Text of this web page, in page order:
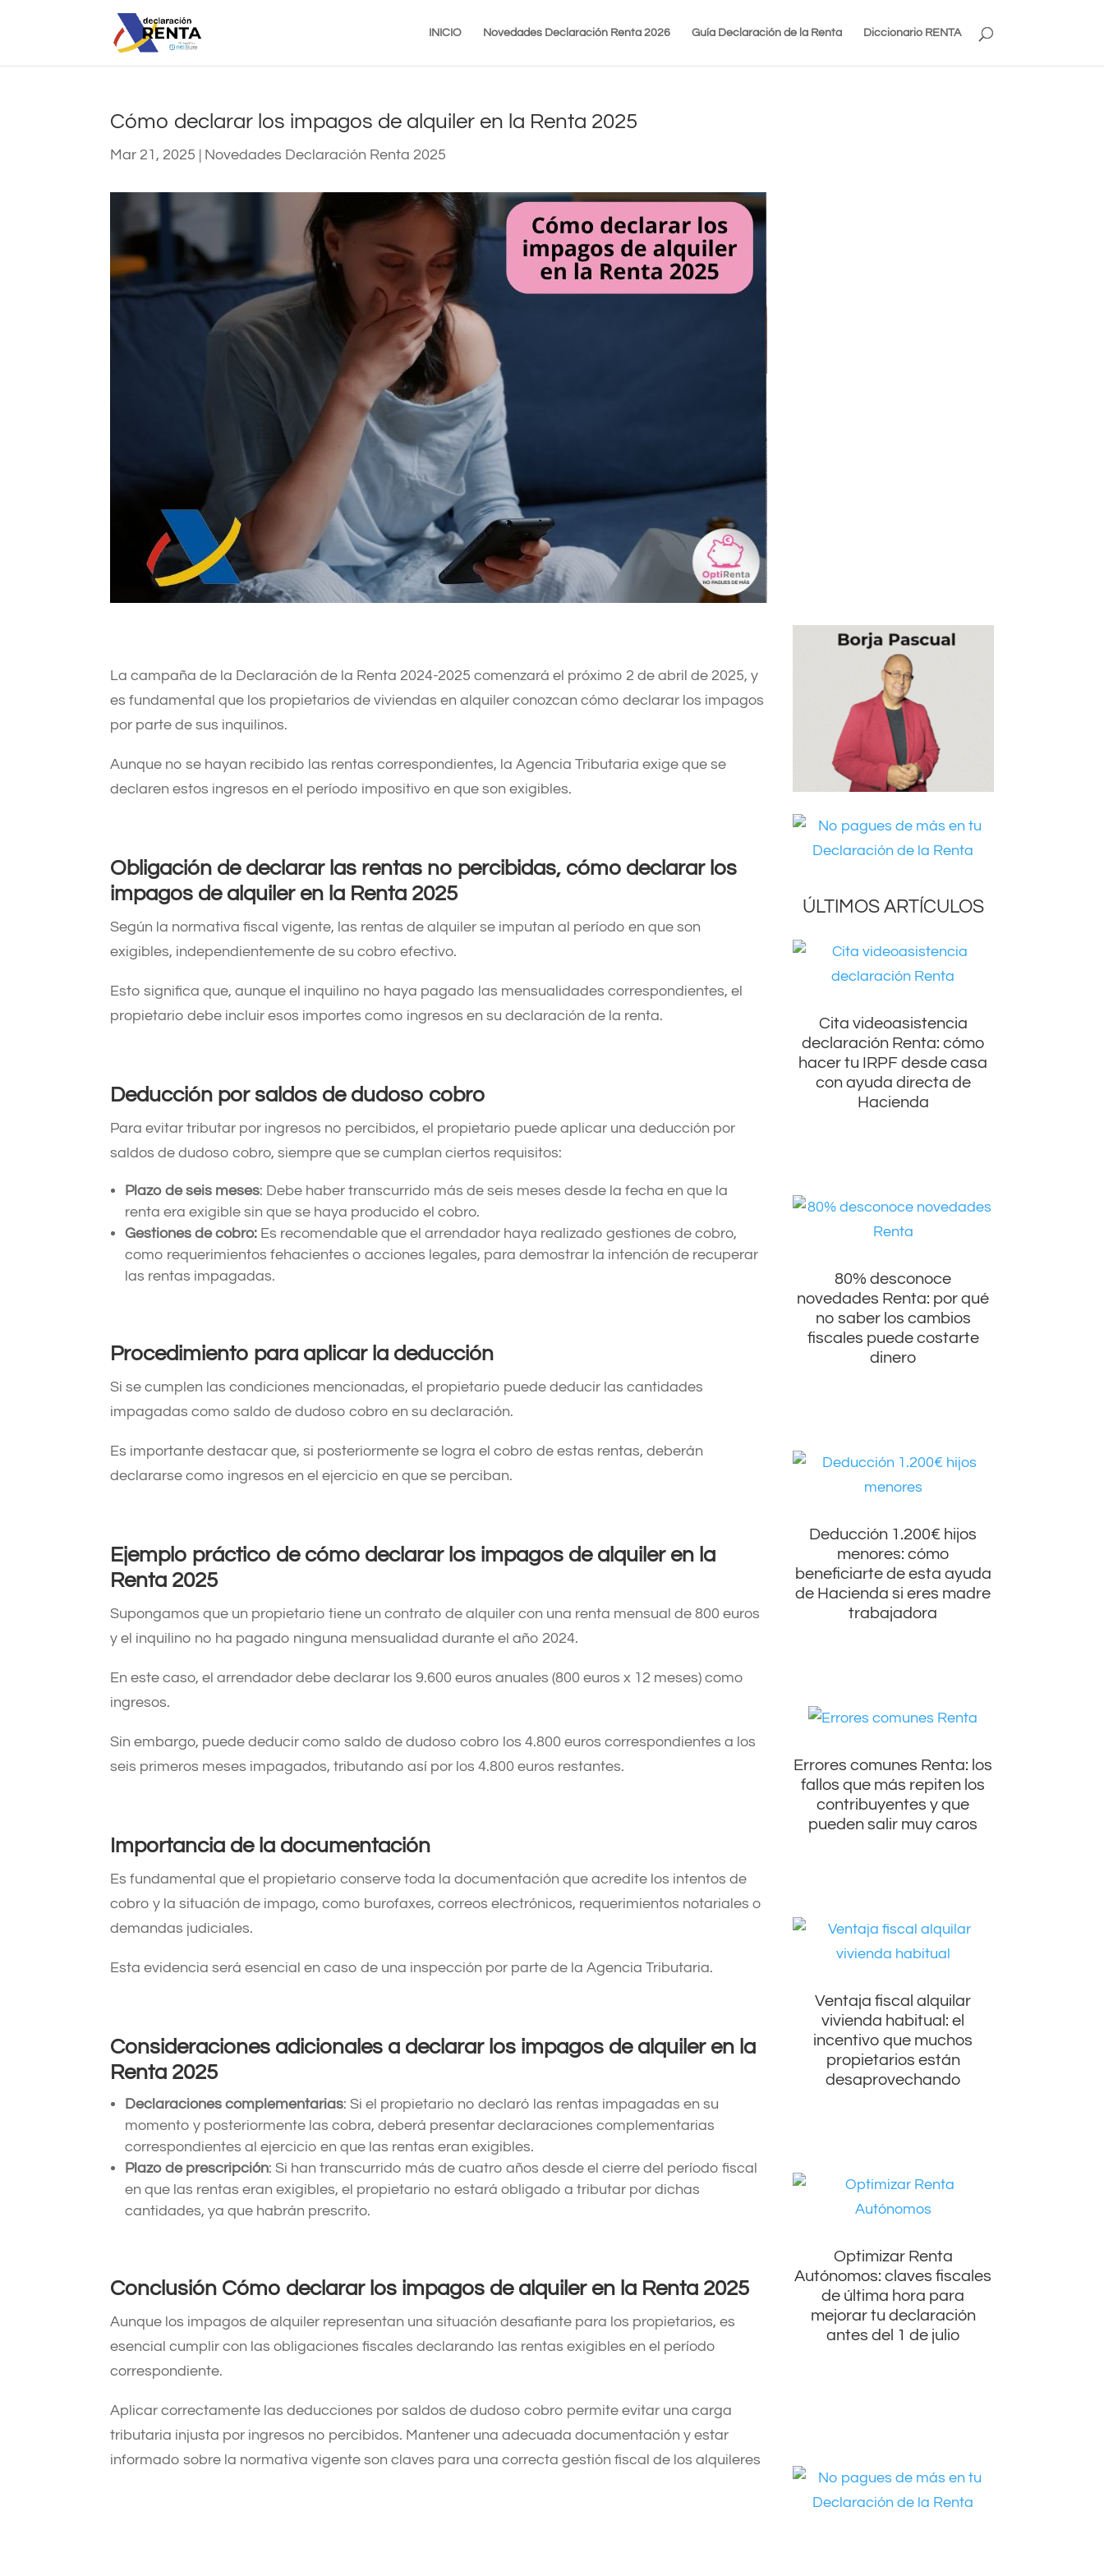
INICIO Novedades Declaración Renta 2026 Guía Declaración de la Renta Diccionario RENTA
Cómo declarar los impagos de alquiler en la Renta 2025
Mar 21, 2025 | Novedades Declaración Renta 2025
La campaña de la Declaración de la Renta 2024-2025 comenzará el próximo 2 de abril de 2025, y
es fundamental que los propietarios de viviendas en alquiler conozcan cómo declarar los impagos
por parte de sus inquilinos.
Aunque no se hayan recibido las rentas correspondientes, la Agencia Tributaria exige que se
declaren estos ingresos en el período impositivo en que son exigibles. ​
Obligación de declarar las rentas no percibidas, cómo declarar los
impagos de alquiler en la Renta 2025
Según la normativa fiscal vigente, las rentas de alquiler se imputan al período en que son
exigibles, independientemente de su cobro efectivo.
Esto significa que, aunque el inquilino no haya pagado las mensualidades correspondientes, el
propietario debe incluir esos importes como ingresos en su declaración de la renta. ​
Deducción por saldos de dudoso cobro
Para evitar tributar por ingresos no percibidos, el propietario puede aplicar una deducción por
saldos de dudoso cobro, siempre que se cumplan ciertos requisitos:​
Plazo de seis meses: Debe haber transcurrido más de seis meses desde la fecha en que la
renta era exigible sin que se haya producido el cobro. ​
Gestiones de cobro: Es recomendable que el arrendador haya realizado gestiones de cobro,
como requerimientos fehacientes o acciones legales, para demostrar la intención de recuperar
las rentas impagadas.​
Procedimiento para aplicar la deducción
Si se cumplen las condiciones mencionadas, el propietario puede deducir las cantidades
impagadas como saldo de dudoso cobro en su declaración.
Es importante destacar que, si posteriormente se logra el cobro de estas rentas, deberán
declararse como ingresos en el ejercicio en que se perciban. ​
Ejemplo práctico de cómo declarar los impagos de alquiler en la
Renta 2025
Supongamos que un propietario tiene un contrato de alquiler con una renta mensual de 800 euros
y el inquilino no ha pagado ninguna mensualidad durante el año 2024.
En este caso, el arrendador debe declarar los 9.600 euros anuales (800 euros x 12 meses) como
ingresos.
Sin embargo, puede deducir como saldo de dudoso cobro los 4.800 euros correspondientes a los
seis primeros meses impagados, tributando así por los 4.800 euros restantes. ​
Importancia de la documentación
Es fundamental que el propietario conserve toda la documentación que acredite los intentos de
cobro y la situación de impago, como burofaxes, correos electrónicos, requerimientos notariales o
demandas judiciales.
Esta evidencia será esencial en caso de una inspección por parte de la Agencia Tributaria.​
Consideraciones adicionales a declarar los impagos de alquiler en la
Renta 2025
Declaraciones complementarias: Si el propietario no declaró las rentas impagadas en su
momento y posteriormente las cobra, deberá presentar declaraciones complementarias
correspondientes al ejercicio en que las rentas eran exigibles. ​
Plazo de prescripción: Si han transcurrido más de cuatro años desde el cierre del período fiscal
en que las rentas eran exigibles, el propietario no estará obligado a tributar por dichas
cantidades, ya que habrán prescrito.​
Conclusión Cómo declarar los impagos de alquiler en la Renta 2025
Aunque los impagos de alquiler representan una situación desafiante para los propietarios, es
esencial cumplir con las obligaciones fiscales declarando las rentas exigibles en el período
correspondiente.
Aplicar correctamente las deducciones por saldos de dudoso cobro permite evitar una carga
tributaria injusta por ingresos no percibidos. Mantener una adecuada documentación y estar
informado sobre la normativa vigente son claves para una correcta gestión fiscal de los alquileres
ÚLTIMOS ARTÍCULOS
Cita videoasistencia
declaración Renta: cómo
hacer tu IRPF desde casa
con ayuda directa de
Hacienda
80% desconoce
novedades Renta: por qué
no saber los cambios
fiscales puede costarte
dinero
Deducción 1.200€ hijos
menores: cómo
beneficiarte de esta ayuda
de Hacienda si eres madre
trabajadora
Errores comunes Renta: los
fallos que más repiten los
contribuyentes y que
pueden salir muy caros
Ventaja fiscal alquilar
vivienda habitual: el
incentivo que muchos
propietarios están
desaprovechando
Optimizar Renta
Autónomos: claves fiscales
de última hora para
mejorar tu declaración
antes del 1 de julio